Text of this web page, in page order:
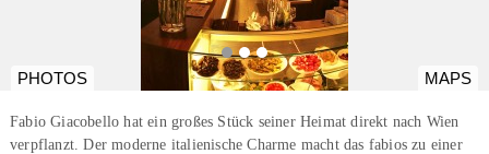
PHOTOS MAPS
Fabio Giacobello hat ein großes Stück seiner Heimat direkt nach Wien
verpflanzt. Der moderne italienische Charme macht das fabios zu einer